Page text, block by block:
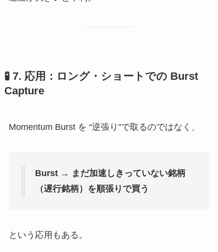
🧪 7. 応用：ロング・ショートでの Burst
Capture
Momentum Burst を “逆張り”で取るのではなく、
Burst → まだ加速しきっていない銘柄
（遅行銘柄）を順張りで買う
という応用もある。